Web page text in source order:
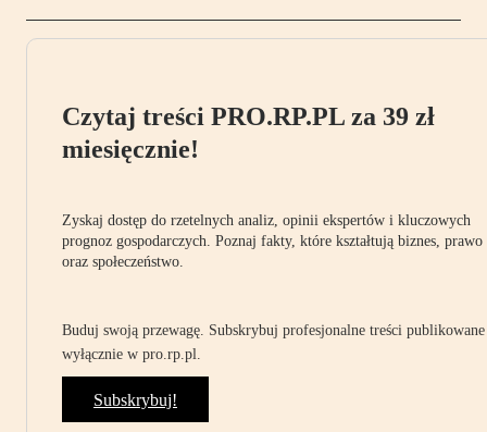
Czytaj treści PRO.RP.PL za 39 zł
miesięcznie!
Zyskaj dostęp do rzetelnych analiz, opinii ekspertów i kluczowych
prognoz gospodarczych. Poznaj fakty, które kształtują biznes, prawo
oraz społeczeństwo.
Buduj swoją przewagę. Subskrybuj profesjonalne treści publikowane
wyłącznie w pro.rp.pl.
Subskrybuj!